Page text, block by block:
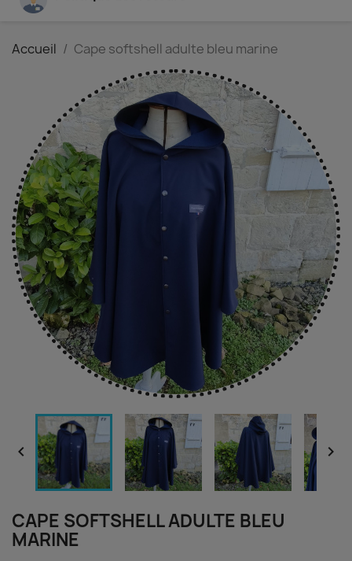
Accueil Cape softshell adulte bleu marine
 
CAPE SOFTSHELL ADULTE BLEU
MARINE